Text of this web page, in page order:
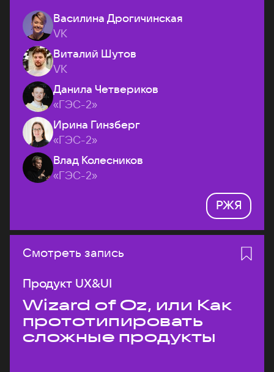
Василина Дрогичинская
VK
Виталий Шутов
VK
Данила Четвериков
«ГЭС-2»
Ирина Гинзберг
«ГЭС-2»
Влад Колесников
«ГЭС-2»
РЖЯ
Смотреть запись
Продукт UX&UI
Wizard of Oz, или Как
прототипировать
сложные продукты